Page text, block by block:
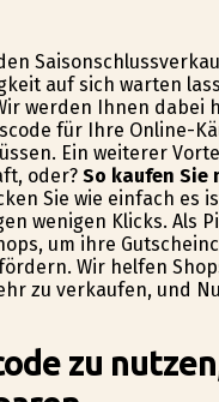
auf sich warten
werden Ihnen dabei
für Ihre Online-
Ein weiterer
oder? So kaufen Sie
Sie wie einfach es
wenigen Klicks. Als
um ihre
Wir helfen
zu verkaufen, und
zu